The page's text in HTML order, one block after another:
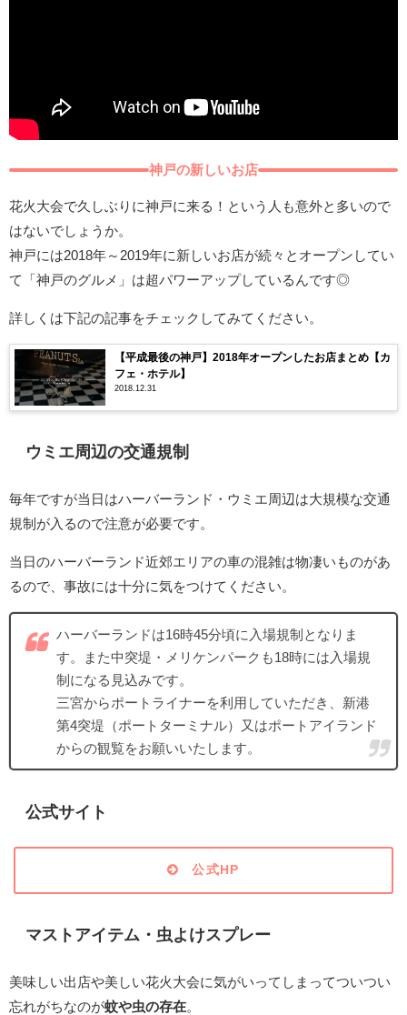
神戸の新しいお店
花火大会で久しぶりに神戸に来る！という人も意外と多いので
はないでしょうか。
神戸には2018年～2019年に新しいお店が続々とオープンしてい
て「神戸のグルメ」は超パワーアップしているんです◎
詳しくは下記の記事をチェックしてみてください。
【平成最後の神戸】2018年オープンしたお店まとめ【カ
フェ・ホテル】
2018.12.31
ウミエ周辺の交通規制
毎年ですが当日はハーバーランド・ウミエ周辺は大規模な交通
規制が入るので注意が必要です。
当日のハーバーランド近郊エリアの車の混雑は物凄いものがあ
るので、事故には十分に気をつけてください。
ハーバーランドは16時45分頃に入場規制となりま
す。また中突堤・メリケンパークも18時には入場規
制になる見込みです。
三宮からポートライナーを利用していただき、新港
第4突堤（ポートターミナル）又はポートアイランド
からの観覧をお願いいたします。
公式サイト
公式HP
マストアイテム・虫よけスプレー
美味しい出店や美しい花火大会に気がいってしまってついつい
忘れがちなのが蚊や虫の存在。